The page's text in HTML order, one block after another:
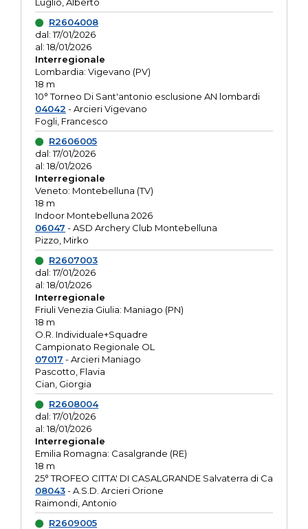
R2604008
dal: 17/01/2026
al: 18/01/2026
Interregionale
Lombardia: Vigevano (PV)
18 m
10° Torneo Di Sant'antonio esclusione AN lombardi
04042 - Arcieri Vigevano
Fogli, Francesco
R2606005
dal: 17/01/2026
al: 18/01/2026
Interregionale
Veneto: Montebelluna (TV)
18 m
Indoor Montebelluna 2026
06047 - ASD Archery Club Montebelluna
Pizzo, Mirko
R2607003
dal: 17/01/2026
al: 18/01/2026
Interregionale
Friuli Venezia Giulia: Maniago (PN)
18 m
O.R. Individuale+Squadre
Campionato Regionale OL
07017 - Arcieri Maniago
Pascotto, Flavia
Cian, Giorgia
R2608004
dal: 17/01/2026
al: 18/01/2026
Interregionale
Emilia Romagna: Casalgrande (RE)
18 m
25° TROFEO CITTA' DI CASALGRANDE Salvaterra di Ca
08043- A.S.D. Arcieri Orione
Raimondi, Antonio
R2609005